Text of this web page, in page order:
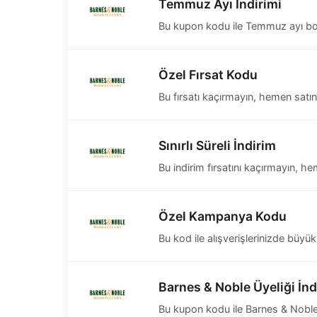
Temmuz Ayı İndirimi
Bu kupon kodu ile Temmuz ayı
Özel Fırsat Kodu
Bu fırsatı kaçırmayın, hemen
Sınırlı Süreli İndirim
Bu indirim fırsatını kaçırmayın,
Özel Kampanya Kodu
Bu kod ile alışverişlerinizde
Barnes & Noble Üyeliği
Bu kupon kodu ile Barnes &